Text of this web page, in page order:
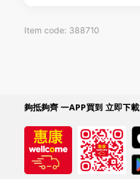
Item code: 388710
夠抵夠齊 一APP買到 立即下載